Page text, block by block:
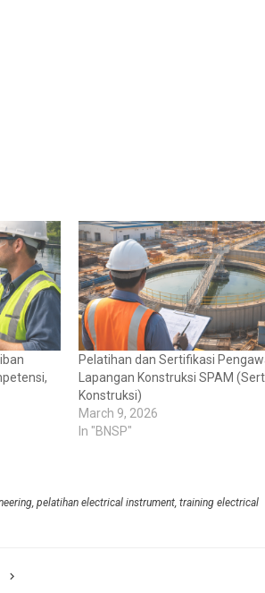
Pelatihan dan Sertifikasi
Lapangan Konstruksi SPAM
Konstruksi)
March 9, 2026
In "BNSP"
pelatihan electrical instrument training electrical